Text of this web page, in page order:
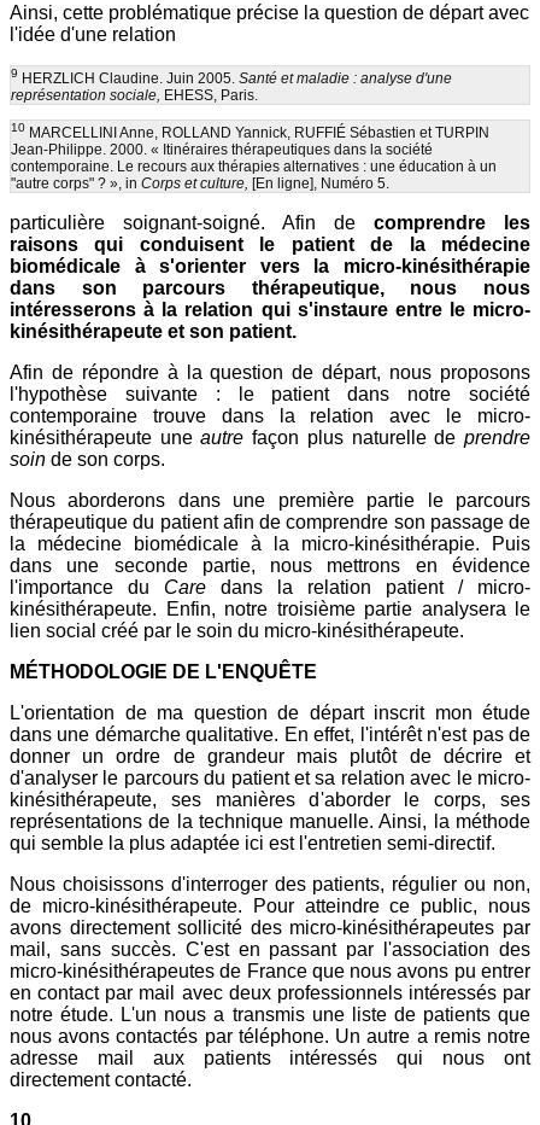
Ainsi, cette problématique précise la question de départ avec
l'idée d'une relation
9 HERZLICH Claudine. Juin 2005. Santé et maladie : analyse d'une
représentation sociale, EHESS, Paris.
10 MARCELLINI Anne, ROLLAND Yannick, RUFFIÉ Sébastien et TURPIN
Jean-Philippe. 2000. « Itinéraires thérapeutiques dans la société
contemporaine. Le recours aux thérapies alternatives : une éducation à un
"autre corps" ? », in Corps et culture, [En ligne], Numéro 5.
particulière soignant-soigné. Afin de comprendre les
raisons qui conduisent le patient de la médecine
biomédicale à s'orienter vers la micro-kinésithérapie
dans son parcours thérapeutique, nous nous
intéresserons à la relation qui s'instaure entre le micro-
kinésithérapeute et son patient.
Afin de répondre à la question de départ, nous proposons
l'hypothèse suivante : le patient dans notre société
contemporaine trouve dans la relation avec le micro-
kinésithérapeute uneautrefaçon plus naturelle deprendre
soin de son corps.
Nous aborderons dans une première partie le parcours
thérapeutique du patient afin de comprendre son passage de
la médecine biomédicale à la micro-kinésithérapie. Puis
dans une seconde partie, nous mettrons en évidence
l'importance du Care dans la relation patient / micro-
kinésithérapeute. Enfin, notre troisième partie analysera le
lien social créé par le soin du micro-kinésithérapeute.
MÉTHODOLOGIE DE L'ENQUÊTE
L'orientation de ma question de départ inscrit mon étude
dans une démarche qualitative. En effet, l'intérêt n'est pas de
donner un ordre de grandeur mais plutôt de décrire et
d'analyser le parcours du patient et sa relation avec le micro-
kinésithérapeute, ses manières d'aborder le corps, ses
représentations de la technique manuelle. Ainsi, la méthode
qui semble la plus adaptée ici est l'entretien semi-directif.
Nous choisissons d'interroger des patients, régulier ou non,
de micro-kinésithérapeute. Pour atteindre ce public, nous
avons directement sollicité des micro-kinésithérapeutes par
mail, sans succès. C'est en passant par l'association des
micro-kinésithérapeutes de France que nous avons pu entrer
en contact par mail avec deux professionnels intéressés par
notre étude. L'un nous a transmis une liste de patients que
nous avons contactés par téléphone. Un autre a remis notre
adresse mail aux patients intéressés qui nous ont
directement contacté.
10